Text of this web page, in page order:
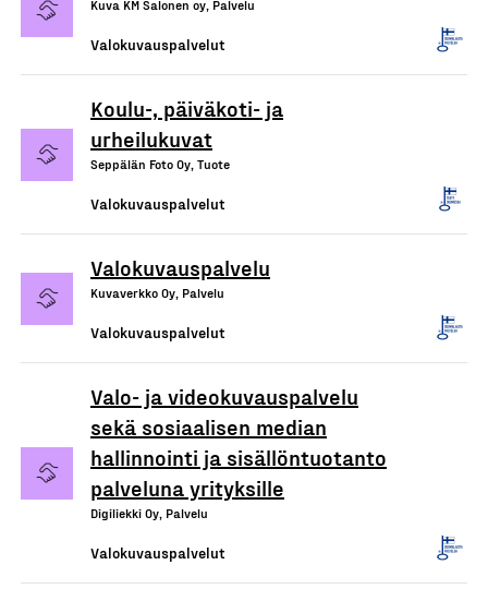
Kuva KM Salonen oy, Palvelu
Valokuvauspalvelut
Koulu-, päiväkoti- ja
urheilukuvat
Seppälän Foto Oy, Tuote
Valokuvauspalvelut
Valokuvauspalvelu
Kuvaverkko Oy, Palvelu
Valokuvauspalvelut
Valo- ja videokuvauspalvelu
sekä sosiaalisen median
hallinnointi ja sisällöntuotanto
palveluna yrityksille
Digiliekki Oy, Palvelu
Valokuvauspalvelut